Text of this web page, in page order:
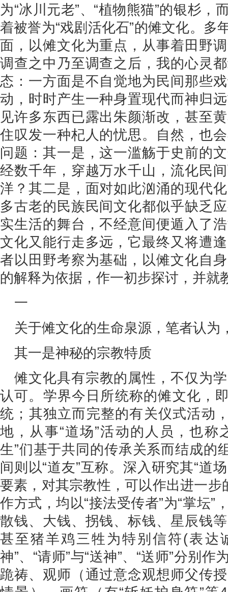
为“冰川元老”、“植物熊猫”的银杉
着被誉为“戏剧活化石”的傩文化。多
面，以傩文化为重点，从事着田野
调查之中乃至调查之后，我的心灵
态：一方面是不自觉地为民间那些
动，时时产生一种身置现代而神归
见许多东西已露出朱颜渐改，甚至
住叹发一种杞人的忧思。自然，也
问题：其一是，这一滥觞于史前的
经数千年，穿越万水千山，流化民
洋？其二是，面对如此汹涌的现代
多古老的民族民间文化都似乎缺乏
实生活的舞台，不经意间便遁入了
文化又能行走多远，它最终又将遭
者以田野考察为基础，以傩文化自
的解释为依据，作一初步探讨，并就
一
关于傩文化的生命泉源，笔者认为
其一是神秘的宗教特质
傩文化具有宗教的属性，不仅为
认可。学界今日所统称的傩文化，
统；其独立而完整的有关仪式活动
地，从事“道场”活动的人员，也称
生”们基于共同的传承关系而结成的
间则以“道友”互称。深入研究其“道
要素，对其宗教性，可以作出进一步
作方式，均以“接法受传者”为“掌坛”
散钱、大钱、拐钱、标钱、星辰钱
甚至猪羊鸡三牲为特别信符(表达
神”、“请师”与“送神”、“送师”分别
跪祷、观师（通过意念观想师父传